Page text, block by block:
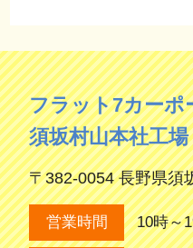
フラット7カーポ
須坂村山本社工場
〒382-0054 長野県須
営業時間 10時～